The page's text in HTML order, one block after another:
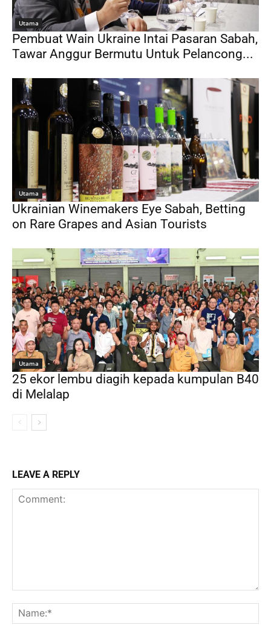
Utama
Pembuat Wain Ukraine Intai Pasaran Sabah,
Tawar Anggur Bermutu Untuk Pelancong...
Utama
Ukrainian Winemakers Eye Sabah, Betting
on Rare Grapes and Asian Tourists
Utama
25 ekor lembu diagih kepada kumpulan B40
di Melalap
LEAVE A REPLY